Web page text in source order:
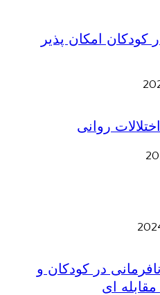
کودکان امکان پذیر
روانی
در کودکان و
ای